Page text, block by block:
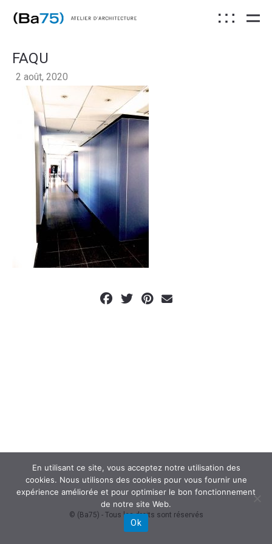
FAQU
2 août, 2020
© (Ba75) - Tous les droits sont réservés
En utilisant ce site, vous acceptez notre utilisation des
cookies. Nous utilisons des cookies pour vous fournir une
expérience améliorée et pour optimiser le bon fonctionnement
de notre site Web.
Ok